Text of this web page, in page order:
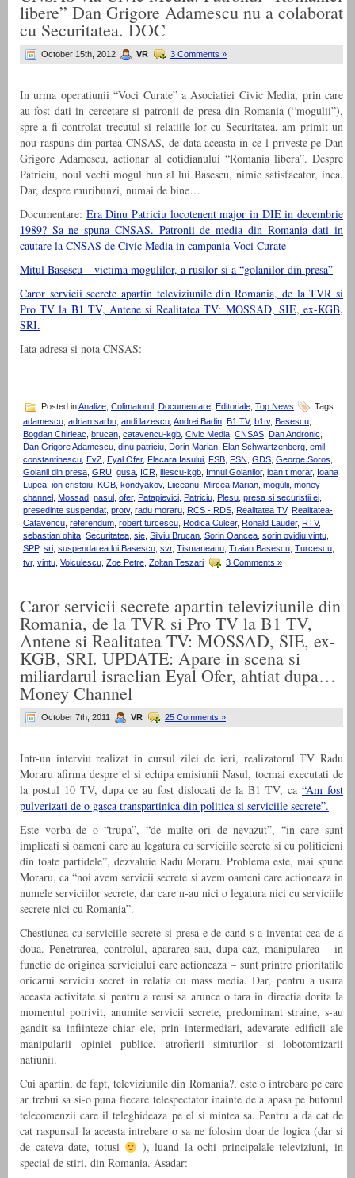
libere” Dan Grigore Adamescu nu a colaborat
cu Securitatea. DOC
October 15th, 2012 VR 3 Comments »
In urma operatiunii “Voci Curate” a Asociatiei Civic Media, prin care
au fost dati in cercetare si patronii de presa din Romania (“mogulii”),
spre a fi controlat trecutul si relatiile lor cu Securitatea, am primit un
nou raspuns din partea CNSAS, de data aceasta in ce-l priveste pe Dan
Grigore Adamescu, actionar al cotidianului “Romania libera”. Despre
Patriciu, noul vechi mogul bun al lui Basescu, nimic satisfacator, inca.
Dar, despre muribunzi, numai de bine…
Documentare: Era Dinu Patriciu locotenent major in DIE in decembrie
1989? Sa ne spuna CNSAS. Patronii de media din Romania dati in
cautare la CNSAS de Civic Media in campania Voci Curate
Mitul Basescu – victima mogulilor, a rusilor si a “golanilor din presa”
Caror servicii secrete apartin televiziunile din Romania, de la TVR si
Pro TV la B1 TV, Antene si Realitatea TV: MOSSAD, SIE, ex-KGB,
SRI.
Iata adresa si nota CNSAS:
Posted inAnalize Colimatorul Documentare Editoriale Top News
Tags:
adamescu, adrian sarbu, andi lazescu, Andrei Badin, B1 TV, b1tv, Basescu,
Bogdan Chirieac, brucan, catavencu-kgb, Civic Media, CNSAS, Dan Andronic,
Dan Grigore Adamescu, dinu patriciu, Dorin Marian, Elan Schwartzenberg, emil
constantinescu, EvZ, Eyal Ofer, Flacara Iasului, FSB, FSN, GDS, George Soros,
Golanii din presa, GRU, gusa, ICR, iliescu-kgb, Imnul Golanilor, ioan t morar, Ioana
Lupea, ion cristoiu, KGB, kondyakov, Liiceanu, Mircea Marian, mogulii, money
channel , Mossad, nasul , ofer, Patapievici, Patriciu, Plesu, presa si securistii ei,
presedinte suspendat, protv, radu moraru, RCS - RDS, Realitatea TV, Realitatea-
Catavencu, referendum, robert turcescu, Rodica Culcer, Ronald Lauder, RTV,
sebastian ghita, Securitatea, sie, Silviu Brucan, Sorin Oancea, sorin ovidiu vintu,
SPP, sri, suspendarea lui Basescu, svr, Tismaneanu, Traian Basescu, Turcescu,
tvr, vintu Voiculescu Zoe Petre Zoltan Teszari 3 Comments »
Caror servicii secrete apartin televiziunile din
Romania, de la TVR si Pro TV la B1 TV,
Antene si Realitatea TV: MOSSAD, SIE, ex-
KGB, SRI. UPDATE: Apare in scena si
miliardarul israelian Eyal Ofer, ahtiat dupa…
Money Channel
October 7th, 2011 VR 25 Comments »
Intr-un interviu realizat in cursul zilei de ieri, realizatorul TV Radu
Moraru afirma despre el si echipa emisiunii Nasul, tocmai executati de
la postul 10 TV, dupa ce au fost dislocati de la B1 TV, ca “Am fost
pulverizati de o gasca transpartinica din politica si serviciile secrete”.
Este vorba de o “trupa”, “de multe ori de nevazut”, “in care sunt
implicati si oameni care au legatura cu serviciile secrete si cu politicieni
din toate partidele”, dezvaluie Radu Moraru. Problema este, mai spune
Moraru, ca “noi avem servicii secrete si avem oameni care actioneaza in
numele serviciilor secrete, dar care n-au nici o legatura nici cu serviciile
secrete nici cu Romania”.
Chestiunea cu serviciile secrete si presa e de cand s-a inventat cea de a
doua. Penetrarea, controlul, apararea sau, dupa caz, manipularea – in
functie de originea serviciului care actioneaza – sunt printre prioritatile
oricarui serviciu secret in relatia cu mass media. Dar, pentru a usura
aceasta activitate si pentru a reusi sa arunce o tara in directia dorita la
momentul potrivit, anumite servicii secrete, predominant straine, s-au
gandit sa infiinteze chiar ele, prin intermediari, adevarate edificii ale
manipularii opiniei publice, atrofierii simturilor si lobotomizarii
natiunii.
Cui apartin, de fapt, televiziunile din Romania?, este o intrebare pe care
ar trebui sa si-o puna fiecare telespectator inainte de a apasa pe butonul
telecomenzii care il teleghideaza pe el si mintea sa. Pentru a da cat de
cat raspunsul la aceasta intrebare o sa ne folosim doar de logica (dar si
de cateva date, totusi
), luand la ochi principalale televiziuni, in
special de stiri, din Romania. Asadar: